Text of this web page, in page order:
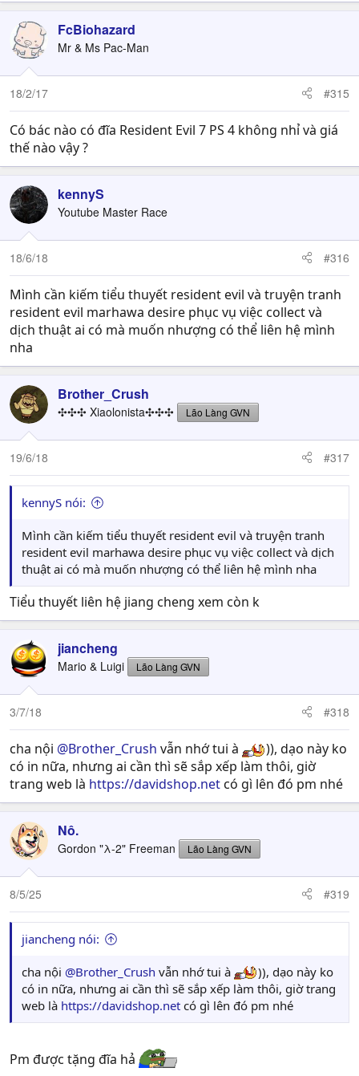
FcBiohazard
Mr & Ms Pac-Man
18/2/17 #315
Có bác nào có đĩa Resident Evil 7 PS 4 không nhỉ và giá
thế nào vậy ?
kennyS
Youtube Master Race
18/6/18 #316
Mình cần kiếm tiểu thuyết resident evil và truyện tranh
resident evil marhawa desire phục vụ việc collect và
dịch thuật ai có mà muốn nhượng có thể liên hệ mình
nha
Brother_Crush
✣✣✣ Xiaolonista✣✣✣ Lão Làng GVN
19/6/18 #317
kennyS nói:
Mình cần kiếm tiểu thuyết resident evil và truyện tranh
resident evil marhawa desire phục vụ việc collect và dịch
thuật ai có mà muốn nhượng có thể liên hệ mình nha
Tiểu thuyết liên hệ jiang cheng xem còn k
jiancheng
Mario & Luigi Lão Làng GVN
3/7/18 #318
cha nội @Brother_Crush vẫn nhớ tui à
)), dạo này ko
có in nữa, nhưng ai cần thì sẽ sắp xếp làm thôi, giờ
trang web là https://davidshop.netcó gì lên đó pm nhé
Nô.
Gordon "λ-2" Freeman Lão Làng GVN
8/5/25 #319
jiancheng nói:
cha nội @Brother_Crush vẫn nhớ tui à
)), dạo này ko
có in nữa, nhưng ai cần thì sẽ sắp xếp làm thôi, giờ trang
web là https://davidshop.net có gì lên đó pm nhé
Pm được tặng đĩa hả